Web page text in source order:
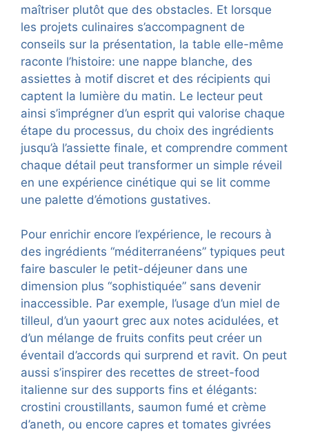
maîtriser plutôt que des obstacles. Et lorsque
les projets culinaires s’accompagnent de
conseils sur la présentation, la table elle-même
raconte l’histoire: une nappe blanche, des
assiettes à motif discret et des récipients qui
captent la lumière du matin. Le lecteur peut
ainsi s’imprégner d’un esprit qui valorise chaque
étape du processus, du choix des ingrédients
jusqu’à l’assiette finale, et comprendre comment
chaque détail peut transformer un simple réveil
en une expérience cinétique qui se lit comme
une palette d’émotions gustatives.
Pour enrichir encore l’expérience, le recours à
des ingrédients “méditerranéens” typiques peut
faire basculer le petit-déjeuner dans une
dimension plus “sophistiquée” sans devenir
inaccessible. Par exemple, l’usage d’un miel de
tilleul, d’un yaourt grec aux notes acidulées, et
d’un mélange de fruits confits peut créer un
éventail d’accords qui surprend et ravit. On peut
aussi s’inspirer des recettes de street-food
italienne sur des supports fins et élégants:
crostini croustillants, saumon fumé et crème
d’aneth, ou encore capres et tomates givrées